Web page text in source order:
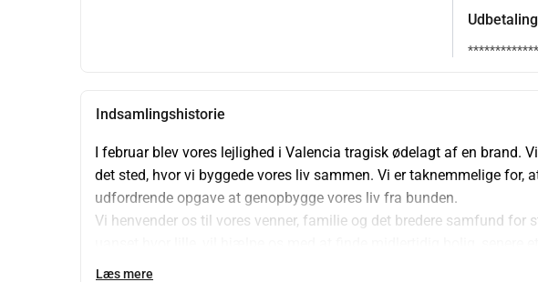
Indsamlingshistorie
I februar blev vores lejlighed i Valencia tragisk ødelagt af en brand.
det sted, hvor vi byggede vores liv sammen. Vi er taknemmelige for,
udfordrende opgave at genopbygge vores liv fra bunden.
Vi henvender os til vores venner, familie og det bredere samfund for
genstande og begynde at genopbygge vores liv igen.
Læs mere